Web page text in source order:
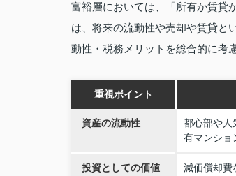
富裕層においては、「所有か賃貸
は、将来の流動性や売却や賃貸と
動性・税務メリットを総合的に考
重視ポイント
資産の流動性
都心部や人
有マンショ
投資としての価値
減価償却費